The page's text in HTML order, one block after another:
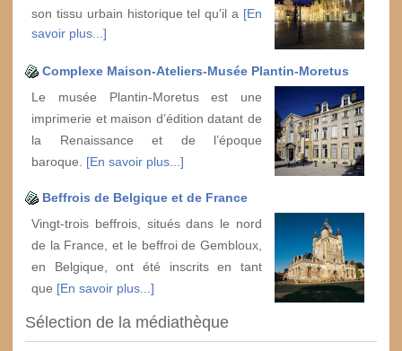
son tissu urbain historique tel qu'il a [En
savoir plus...]
Complexe Maison-Ateliers-Musée Plantin-Moretus
Le musée Plantin-Moretus est une
imprimerie et maison d’édition datant de
la Renaissance et de l’époque
baroque. [En savoir plus...]
Beffrois de Belgique et de France
Vingt-trois beffrois, situés dans le nord
de la France, et le beffroi de Gembloux,
en Belgique, ont été inscrits en tant
que [En savoir plus...]
Sélection de la médiathèque